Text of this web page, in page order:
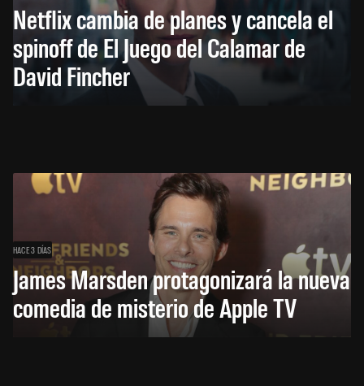
Netflix cambia de planes y cancela el
spinoff de El Juego del Calamar de
David Fincher
HACE 3 DÍAS
James Marsden protagonizará la nueva
comedia de misterio de Apple TV